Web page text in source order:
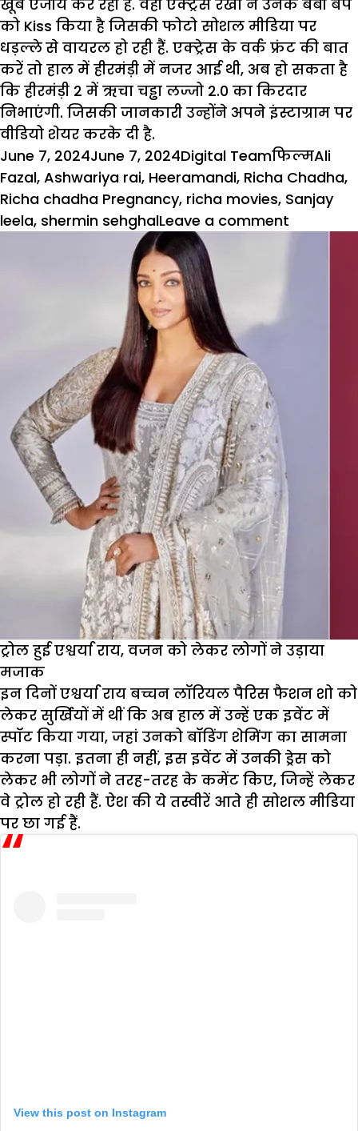
खूब एंजौय कर रही है. वही एक्ट्रेस रेखा ने उनके बेबी बंप
को Kiss किया है जिसकी फोटो सोशल मीडिया पर
धड़ल्ले से वायरल हो रही हैं. एक्ट्रेस के वर्क फ्रंट की बात
करें तो हाल में हीरमंड़ी में नजर आई थी, अब हो सकता है
कि हीरमंड़ी 2 में ऋचा चड्ढा लज्जो 2.0 का किरदार
निभाएंगी. जिसकी जानकारी उन्होंने अपने इंस्टाग्राम पर
वीडियो शेयर करके दी है.
Posted
on
June 7, 2024June 7, 2024Author
Digital TeamCategories
फिल्मTags
Ali
Fazal, Ashwariya rai, Heeramandi, Richa Chadha,
Richa chadha Pregnancy, richa movies, Sanjay
leela, shermin sehghalLeave a comment
ट्रोल हुई एश्वर्या राय, वजन को लेकर लोगों ने उड़ाया
मजाक
इन दिनों एश्वर्या राय बच्चन लॉरियल पैरिस फैशन शो को
लेकर सुर्खियों में थीं कि अब हाल में उन्हें एक इवेंट में
स्पॉट किया गया, जहां उनको बॉडिंग शेमिंग का सामना
करना पड़ा. इतना ही नहीं, इस इवेंट में उनकी ड्रेस को
लेकर भी लोगों ने तरह-तरह के कमेंट किए, जिन्हें लेकर
वे ट्रोल हो रही हैं. ऐश की ये तस्वीरें आते ही सोशल मीडिया
पर छा गई हैं.
View this post on Instagram